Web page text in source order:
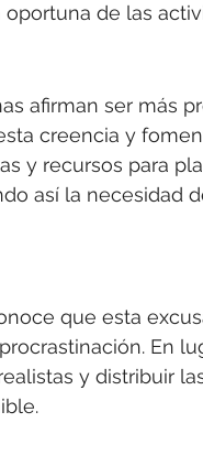
de las
afirman ser más
creencia y
y recursos para
así la necesidad
que esta
En
y distribuir